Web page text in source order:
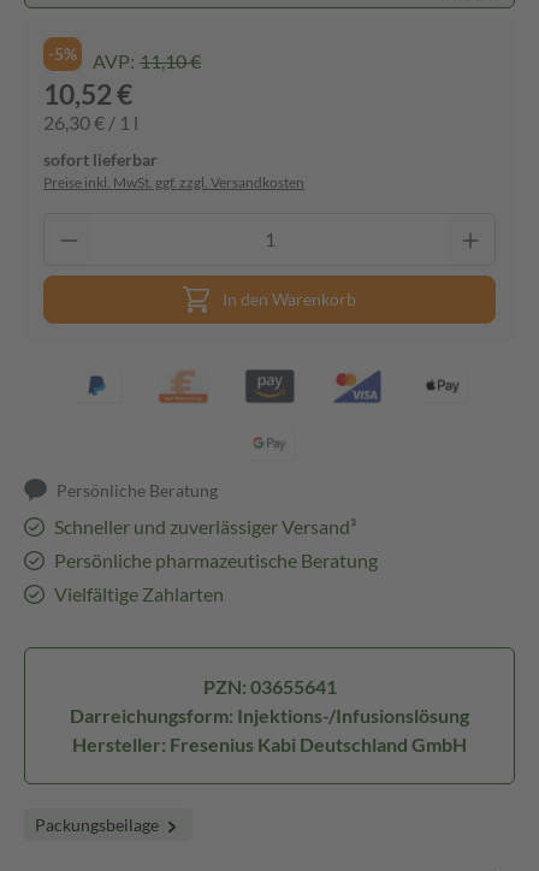
-5% AVP: 11,10 €
10,52 €
26,30 € / 1 l
sofort lieferbar
Preise inkl. MwSt. ggf. zzgl. Versandkosten
In den Warenkorb
Persönliche Beratung
Schneller und zuverlässiger Versand³
Persönliche pharmazeutische Beratung
Vielfältige Zahlarten
PZN: 03655641
Darreichungsform: Injektions-/Infusionslösung
Hersteller: Fresenius Kabi Deutschland GmbH
Packungsbeilage